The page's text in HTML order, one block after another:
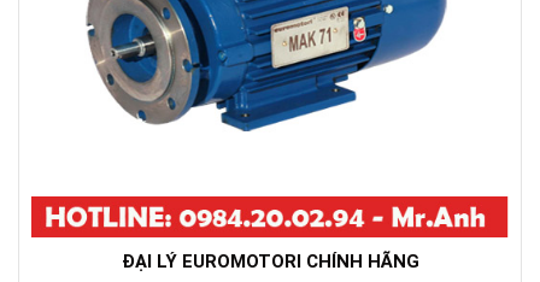
ĐẠI LÝ EUROMOTORI CHÍNH HÃNG